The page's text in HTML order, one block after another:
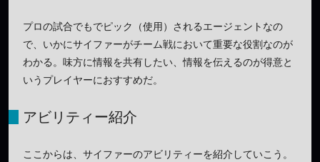
プロの試合でもでピック（使用）されるエージェントなの
で、いかにサイファーがチーム戦において重要な役割なのが
わかる。味方に情報を共有したい、情報を伝えるのが得意と
いうプレイヤーにおすすめだ。
アビリティー紹介
ここからは、サイファーのアビリティーを紹介していこう。